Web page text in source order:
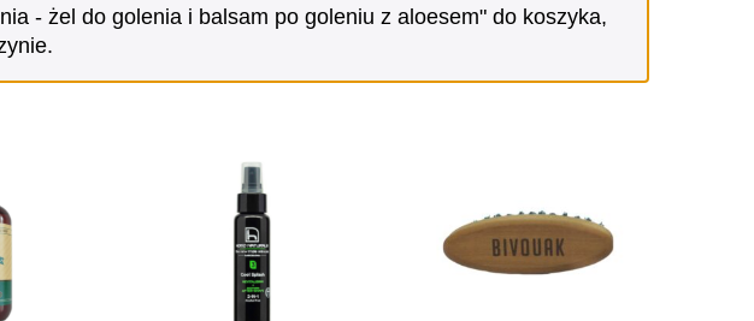
- żel do golenia i balsam po goleniu z aloesem" do koszyka,